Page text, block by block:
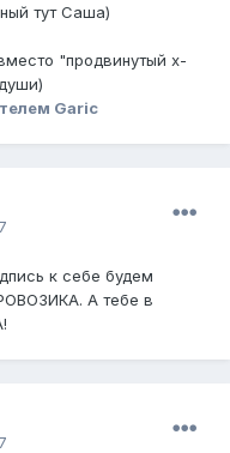
тут Саша)
"продвинутый х-
Garic
к себе будем
А тебе в